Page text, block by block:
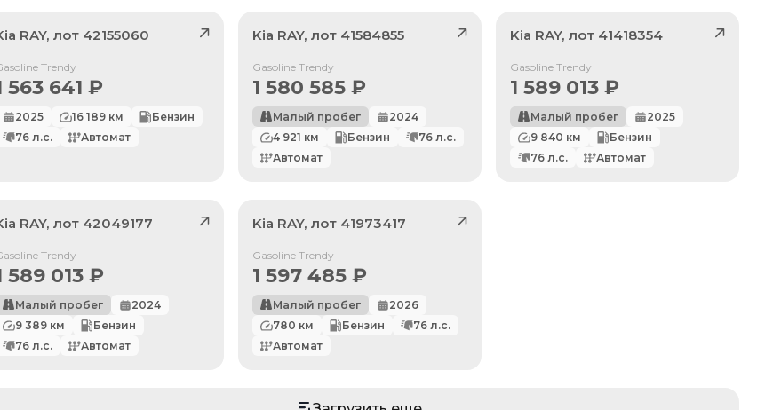
По умолчанию
RAY, лот 42155060
Продан
Trendy
563 641 ₽
2025 16 189 км
Бензин
76 л.с. Автомат
Kia RAY, лот 41584855
Продан
Gasoline Trendy
1 580 585₽
Малый пробег
2024
4 921 км Бензин 76л.с.
Автомат
Kia RAY, лот 41418354
Продан
Gasoline Trendy
1 589 013₽
Малый пробег
2025
9 840 км
Бензин
76л.с. Автомат
RAY, лот 42049177
Продан
Trendy
589 013 ₽
Малый пробег
2024
9 389 км
Бензин
76 л.с. Автомат
Kia RAY, лот 41973417
Продан
Gasoline Trendy
1 597 485₽
Малый пробег
2026
780 км Бензин 76л.с.
Автомат